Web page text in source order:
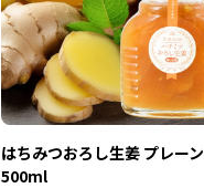
はちみつおろし生姜 プレーン
500ml